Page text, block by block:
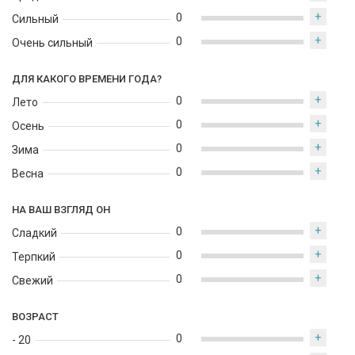
Сильный
Очень сильный
0 +
0 +
ДЛЯ КАКОГО ВРЕМЕНИ ГОДА?
Лето
Осень
Зима
Весна
0 +
0 +
0 +
0 +
НА ВАШ ВЗГЛЯД ОН
Сладкий
Терпкий
Свежий
0 +
0 +
0 +
ВОЗРАСТ
- 20 0
+